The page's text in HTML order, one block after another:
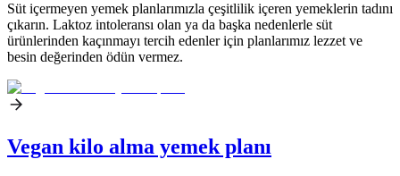
Süt içermeyen yemek planlarımızla çeşitlilik içeren yemeklerin tadını
çıkarın. Laktoz intoleransı olan ya da başka nedenlerle süt
ürünlerinden kaçınmayı tercih edenler için planlarımız lezzet ve
besin değerinden ödün vermez.
Vegan kilo alma yemek planı